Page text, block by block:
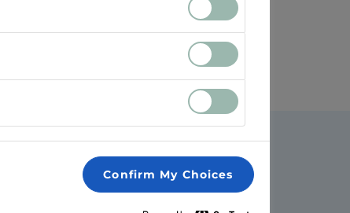
Confirm My Choices